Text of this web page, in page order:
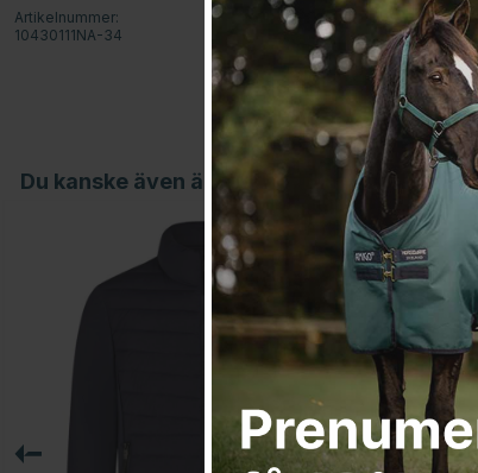
Artikelnummer:
10430111NA-34
Du kanske även är intresserad av
30